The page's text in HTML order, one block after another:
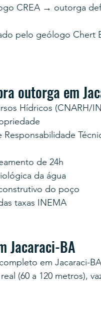
CREA → outorga
pelo geólogo Chert
outorga em
Hídricos (CNARH/
de 24h
da água
do poço
taxas INEMA
Jacaraci-BA
em Jacaraci-
(60 a 120 metros),